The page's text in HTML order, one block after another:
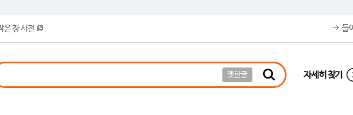
은 창 사전 들
옛한글 자세히 찾기